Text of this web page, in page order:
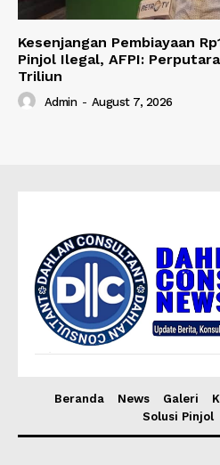
Kesenjangan Pembiayaan
Pinjol Ilegal, AFPI:
Triliun
Admin - August 7, 2026
Beranda News Galeri
Solusi Pinjol